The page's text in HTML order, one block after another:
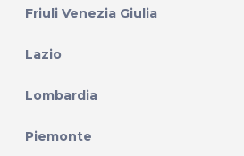
Friuli Venezia Giulia
Lazio
Lombardia
Piemonte